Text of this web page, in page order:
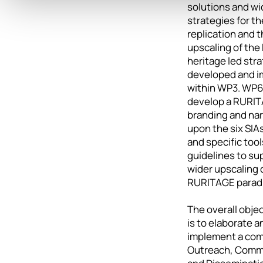
solutions and
strategies for
replication and
upscaling of the
heritage led
developed and
within WP3.
develop a
branding and
upon the six
and specific
guidelines to
wider upscaling
RURITAGE
The overall
is to elaborate
implement a
Outreach,